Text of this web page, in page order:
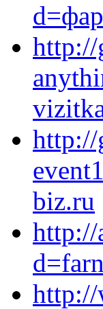
http://
biz.ru
http://
http://